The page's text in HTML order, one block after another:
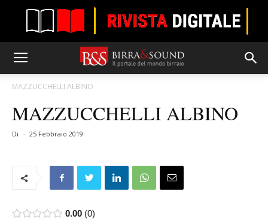
MAZZUCCHELLI ALBINO
MAZZUCCHELLI ALBINO
Di - 25 Febbraio 2019
0.00 0